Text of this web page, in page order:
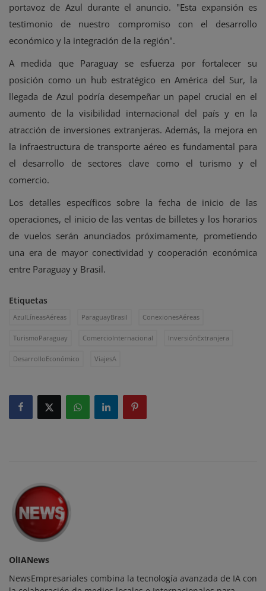
portavoz de Azul durante el anuncio. "Esta expansión es
testimonio de nuestro compromiso con el desarrollo
económico y la integración de la región".
A medida que Paraguay se esfuerza por fortalecer su
posición como un hub estratégico en América del Sur, la
llegada de Azul podría desempeñar un papel crucial en el
aumento de la visibilidad internacional del país y en la
atracción de inversiones extranjeras. Además, la mejora en
la infraestructura de transporte aéreo es fundamental para
el desarrollo de sectores clave como el turismo y el
comercio.
Los detalles específicos sobre la fecha de inicio de las
operaciones, el inicio de las ventas de billetes y los horarios
de vuelos serán anunciados próximamente, prometiendo
una era de mayor conectividad y cooperación económica
entre Paraguay y Brasil.
Etiquetas
AzulLíneasAéreas ParaguayBrasil ConexionesAéreas
TurismoParaguay ComercioInternacional InversiónExtranjera
DesarrolloEconómico ViajesA
OlIANews
NewsEmpresariales combina la tecnología avanzada de IA con